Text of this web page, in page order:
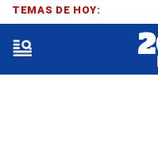
TEMAS DE HOY: